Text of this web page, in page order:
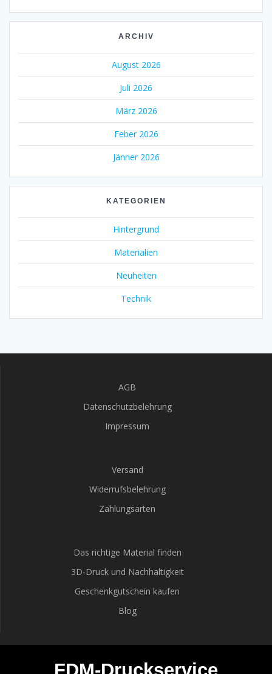
ARCHIV
August 2026
Juli 2026
März 2026
Feber 2026
Jänner 2026
KATEGORIEN
Hintergrund
Materialien
Neuheiten
Technik
AGB
Datenschutzbelehrung
Impressum
Versand
Widerrufsbelehrung
Zahlungsarten
Das richtige Material finden
3D-Druck und Nachhaltigkeit
Geschenkgutschein kaufen
Blog
FDM-Druckservice